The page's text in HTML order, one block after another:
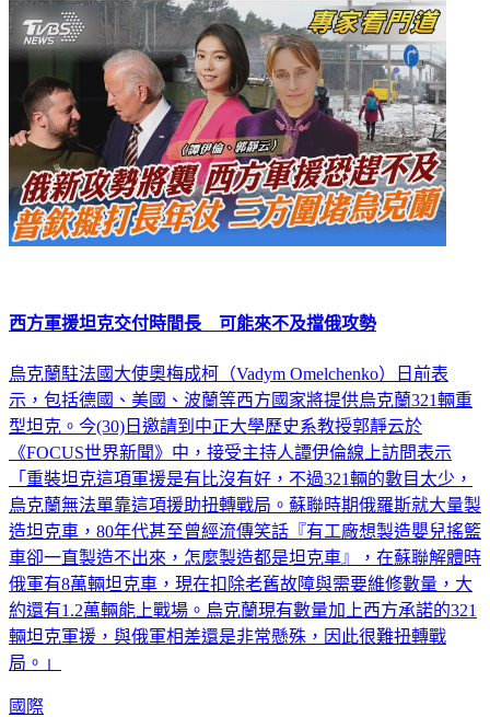
西方軍援坦克交付時間長 可能來不及擋俄攻勢
烏克蘭駐法國大使奧梅成柯（Vadym Omelchenko）日前表
示，包括德國、美國、波蘭等西方國家將提供烏克蘭321輛重
型坦克。今(30)日邀請到中正大學歷史系教授郭靜云於
《FOCUS世界新聞》中，接受主持人譚伊倫線上訪問表示
「重裝坦克這項軍援是有比沒有好，不過321輛的數目太少，
烏克蘭無法單靠這項援助扭轉戰局。蘇聯時期俄羅斯就大量製
造坦克車，80年代甚至曾經流傳笑話『有工廠想製造嬰兒搖籃
車卻一直製造不出來，怎麼製造都是坦克車』，在蘇聯解體時
俄軍有8萬輛坦克車，現在扣除老舊故障與需要維修數量，大
約還有1.2萬輛能上戰場。烏克蘭現有數量加上西方承諾的321
輛坦克軍援，與俄軍相差還是非常懸殊，因此很難扭轉戰
局。」
國際